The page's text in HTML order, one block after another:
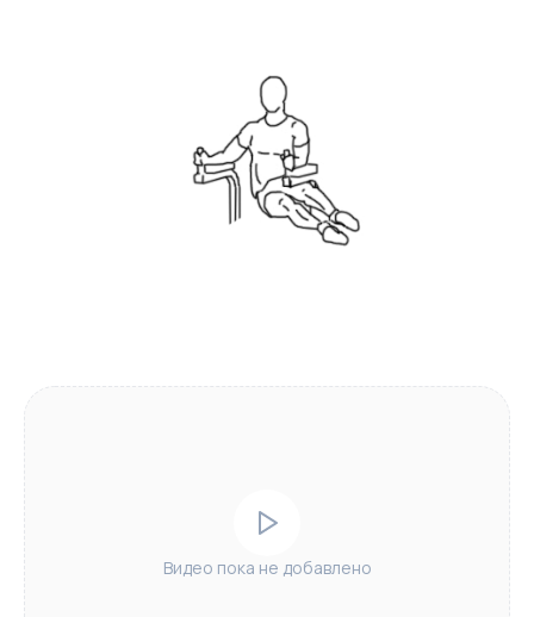
Видео пока не добавлено